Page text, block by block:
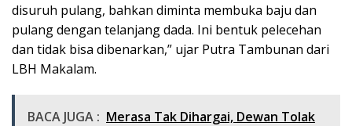
disuruh pulang, bahkan diminta membuka baju dan
pulang dengan telanjang dada. Ini bentuk pelecehan
dan tidak bisa dibenarkan,” ujar Putra Tambunan dari
LBH Makalam.
BACA JUGA : Merasa Tak Dihargai, Dewan Tolak